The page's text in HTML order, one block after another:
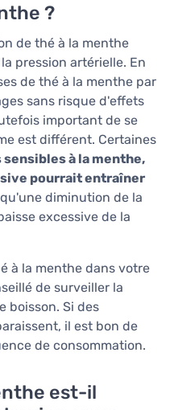
?
de thé à la menthe
pression artérielle. En
de thé à la menthe par
sans risque d'effets
important de se
est différent. Certaines
à la menthe,
pourrait entraîner
diminution de la
excessive de la
à la menthe dans votre
de surveiller la
boisson. Si des
il est bon de
de consommation.
est-il